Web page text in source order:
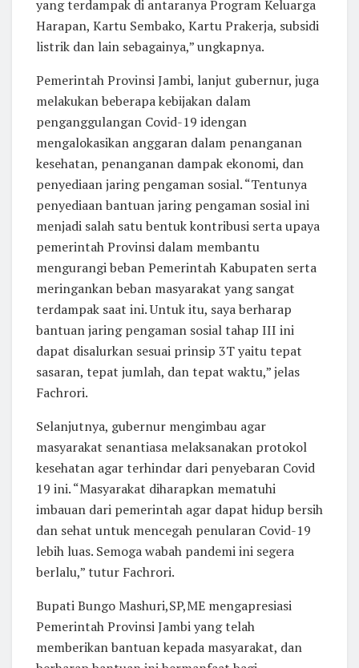
yang terdampak di antaranya Program Keluarga
Harapan, Kartu Sembako, Kartu Prakerja, subsidi
listrik dan lain sebagainya,” ungkapnya.
Pemerintah Provinsi Jambi, lanjut gubernur, juga
melakukan beberapa kebijakan dalam
penganggulangan Covid-19 idengan
mengalokasikan anggaran dalam penanganan
kesehatan, penanganan dampak ekonomi, dan
penyediaan jaring pengaman sosial. “Tentunya
penyediaan bantuan jaring pengaman sosial ini
menjadi salah satu bentuk kontribusi serta upaya
pemerintah Provinsi dalam membantu
mengurangi beban Pemerintah Kabupaten serta
meringankan beban masyarakat yang sangat
terdampak saat ini. Untuk itu, saya berharap
bantuan jaring pengaman sosial tahap III ini
dapat disalurkan sesuai prinsip 3T yaitu tepat
sasaran, tepat jumlah, dan tepat waktu,” jelas
Fachrori.
Selanjutnya, gubernur mengimbau agar
masyarakat senantiasa melaksanakan protokol
kesehatan agar terhindar dari penyebaran Covid
19 ini. “Masyarakat diharapkan mematuhi
imbauan dari pemerintah agar dapat hidup bersih
dan sehat untuk mencegah penularan Covid-19
lebih luas. Semoga wabah pandemi ini segera
berlalu,” tutur Fachrori.
Bupati Bungo Mashuri,SP,ME mengapresiasi
Pemerintah Provinsi Jambi yang telah
memberikan bantuan kepada masyarakat, dan